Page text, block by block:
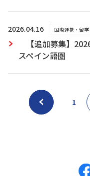
2026.04.16 国際連携・留学
【追加募集】
スペイン語圏
1